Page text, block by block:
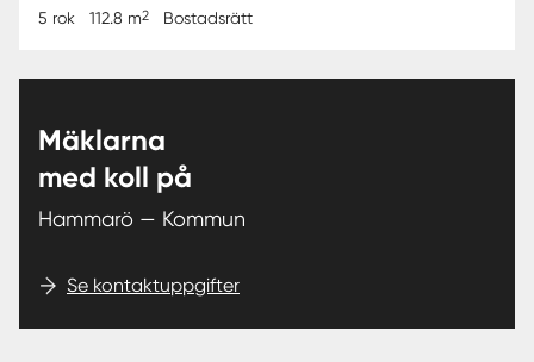
5 rok 112.8 m2 Bostadsrätt
Mäklarna
med koll på
Hammarö — Kommun
Se kontaktuppgifter